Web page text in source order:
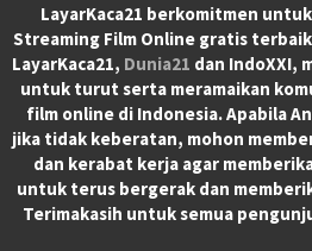
LayarKaca21 berkomitmen
Streaming Film Online gratis
LayarKaca21, Dunia21 dan IndoXXI,
untuk turut serta meramaikan
film online di Indonesia. Apabila
jika tidak keberatan, mohon
dan kerabat kerja agar
untuk terus bergerak dan
Terimakasih untuk semua